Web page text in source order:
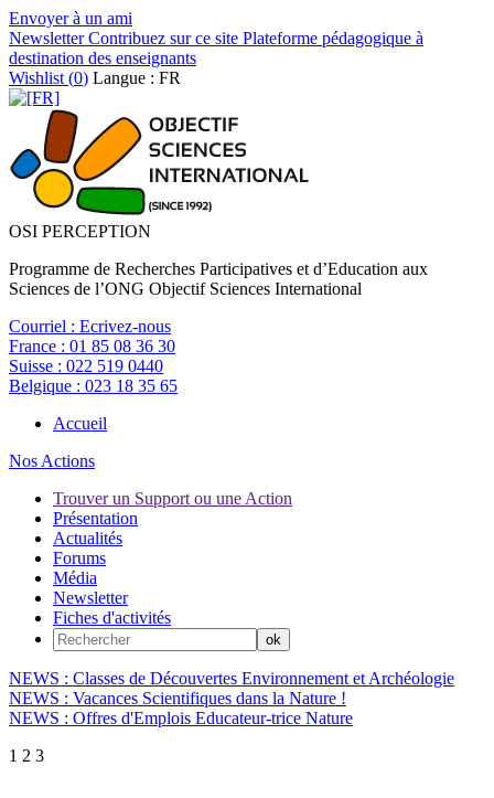
Envoyer à un ami
NewsletterContribuez sur ce site Plateforme pédagogique à
destination des enseignants
Wishlist (0) Langue : FR
OSI PERCEPTION
Programme de Recherches Participatives et d’Education aux
Sciences de l’ONG Objectif Sciences International
Courriel : Ecrivez-nous
France : 01 85 08 36 30
Suisse : 022 519 0440
Belgique : 023 18 35 65
Accueil
Nos Actions
Trouver un Support ou une Action
Présentation
Actualités
Forums
Média
Newsletter
Fiches d'activités
NEWS : Classes de Découvertes Environnement et Archéologie
NEWS : Vacances Scientifiques dans la Nature !
NEWS : Offres d'Emplois Educateur-trice Nature
1 2 3